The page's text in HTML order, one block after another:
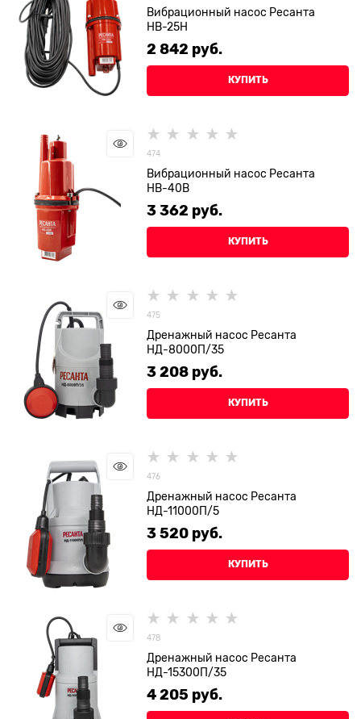
Вибрационный насос Ресанта
НВ-25Н
2 842 руб.
КУПИТЬ
474
Вибрационный насос Ресанта
НВ-40В
3 362 руб.
КУПИТЬ
475
Дренажный насос Ресанта
НД-8000П/35
3 208 руб.
КУПИТЬ
476
Дренажный насос Ресанта
НД-11000П/5
3 520 руб.
КУПИТЬ
478
Дренажный насос Ресанта
НД-15300П/35
4 205 руб.